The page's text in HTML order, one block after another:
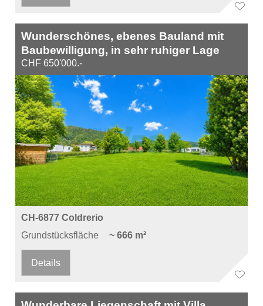
Wunderschönes, ebenes Bauland mit
Baubewilligung, in sehr ruhiger Lage
CHF 650'000.-
CH-6877 Coldrerio
Grundstücksfläche
~ 666 m²
Details